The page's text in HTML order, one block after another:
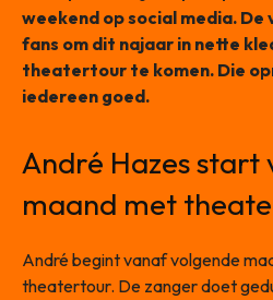
weekend op social media.
fans om dit najaar in nette
theatertour te komen. Die
iedereen goed.
André Hazes start
maand met
André begint vanaf volgende
theatertour. De zanger doet